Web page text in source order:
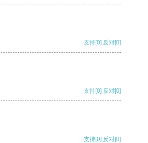
支持[0] 反对[0]
支持[0] 反对[0]
支持[0] 反对[0]